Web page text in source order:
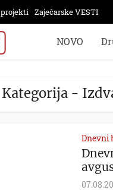
projekti Zaječarske VESTI
NOVO
Kategorija -
Dnevni